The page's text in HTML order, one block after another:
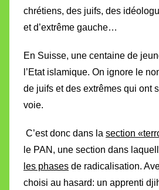
chrétiens, des juifs, des
et d’extrême gauche…
En Suisse, une centaine de
l’Etat islamique. On ignore le
de juifs et des extrêmes qui ont
voie.
C’est donc dans la section
le PAN, une section dans
les phases de radicalisation.
choisi au hasard: un apprenti